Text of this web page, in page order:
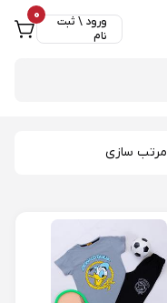
ورود \ ثبت
نام
0
مرتب سازی